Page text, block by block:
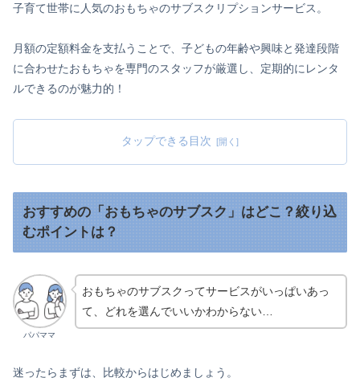
子育て世帯に人気のおもちゃのサブスクリプションサービス。
月額の定額料金を支払うことで、子どもの年齢や興味と発達段階
に合わせたおもちゃを専門のスタッフが厳選し、定期的にレンタ
ルできるのが魅力的！
タップできる目次
おすすめの「おもちゃのサブスク」はどこ？絞り込
むポイントは？
パパママ
おもちゃのサブスクってサービスがいっぱいあっ
て、どれを選んでいいかわからない…
迷ったらまずは、比較からはじめましょう。